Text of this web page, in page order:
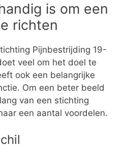
is om een
richten
Pijnbestrijding 19-
veel om het doel te
ook een belangrijke
Om een beter beeld
van een stichting
een aantal voordelen.